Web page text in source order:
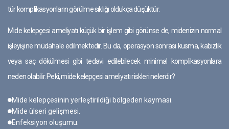
tür komplikasyonların görülme sıklığı oldukça düşüktür.
Mide kelepçesi ameliyatı küçük bir işlem gibi görünse de, midenizin normal
işleyişine müdahale edilmektedir. Bu da, operasyon sonrası kusma, kabızlık
veya saç dökülmesi gibi tedavi edilebilecek minimal komplikasyonlara
neden olabilir. Peki, mide kelepçesi ameliyatı riskleri nelerdir?
Mide kelepçesinin yerleştirildiği bölgeden kayması.
Mide ülseri gelişmesi.
Enfeksiyon oluşumu.